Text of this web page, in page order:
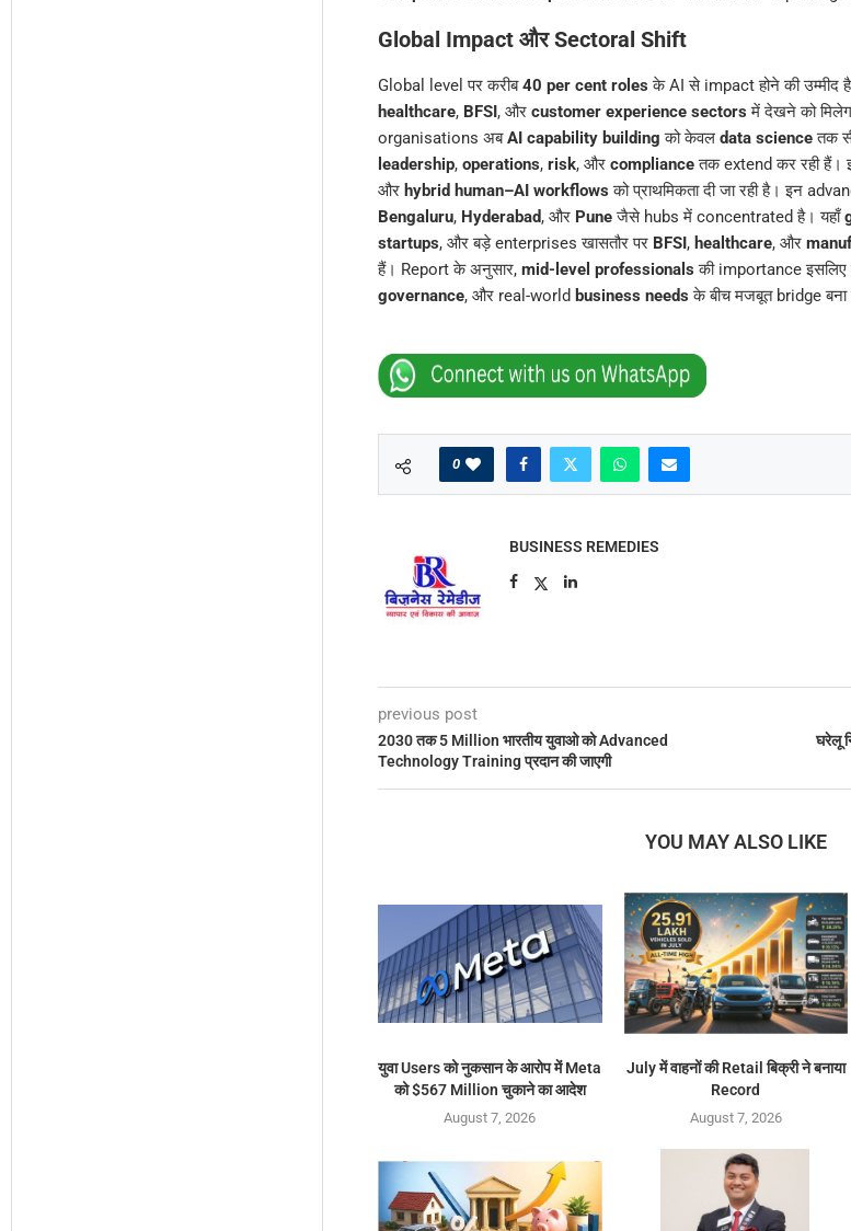
Global Impact और Sectoral Shift
Global level पर करीब40 per cent roles के AI से impact होने की उम्मीद
healthcare, BFSI, और customer experience sectors में देखने को
organisations अबAI capability building को केवल data scienceतक
leadership, operations, risk, और complianceतक extend कर रही हैं।
और hybrid human–AI workflows को प्राथमिकता दी जा रही है। इन
Bengaluru, Hyderabad, और Puneजैसे hubs में concentrated है। यहाँ
startups, और बड़े enterprises खासतौर पर BFSI, healthcare, और
हैं। Report के अनुसार, mid-level professionals की importance इसलिए
governance, और real-world business needs के बीच मजबूत bridge
0
BUSINESS REMEDIES
previous post
2030 तक 5 Million भारतीय युवाओ को Advanced
Technology Training प्रदान की जाएगी
घरेलू
YOU MAY ALSO LIKE
युवा Users को नुकसान के आरोप में Meta
को $567 Million चुकाने का आदेश
August 7, 2026
July में वाहनों की Retail बिक्री ने बनाया
Record
August 7, 2026